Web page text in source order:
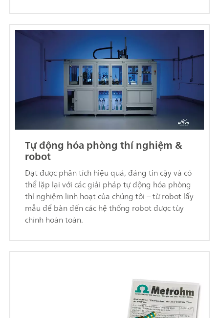
Tự động hóa phòng thí nghiệm &
robot
Đạt được phân tích hiệu quả, đáng tin cậy và có
thể lặp lại với các giải pháp tự động hóa phòng
thí nghiệm linh hoạt của chúng tôi – từ robot lấy
mẫu để bàn đến các hệ thống robot được tùy
chỉnh hoàn toàn.